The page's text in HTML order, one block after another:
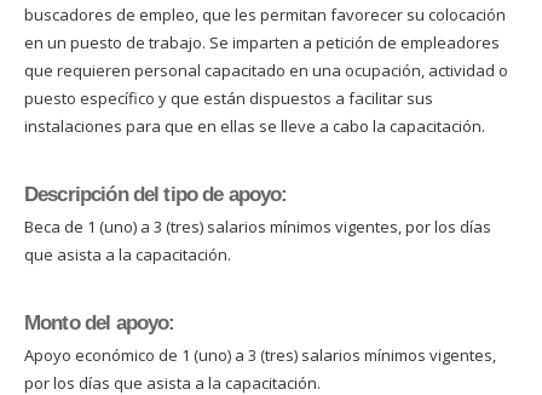
buscadores de empleo, que les permitan favorecer su colocación
en un puesto de trabajo. Se imparten a petición de empleadores
que requieren personal capacitado en una ocupación, actividad o
puesto específico y que están dispuestos a facilitar sus
instalaciones para que en ellas se lleve a cabo la capacitación.
Descripción del tipo de apoyo:
Beca de 1 (uno) a 3 (tres) salarios mínimos vigentes, por los días
que asista a la capacitación.
Monto del apoyo:
Apoyo económico de 1 (uno) a 3 (tres) salarios mínimos vigentes,
por los días que asista a la capacitación.